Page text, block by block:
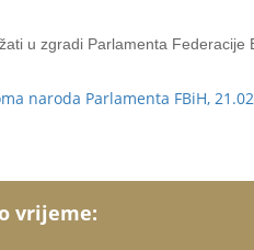
u zgradi Parlamenta
naroda Parlamenta FBiH,
vrijeme: